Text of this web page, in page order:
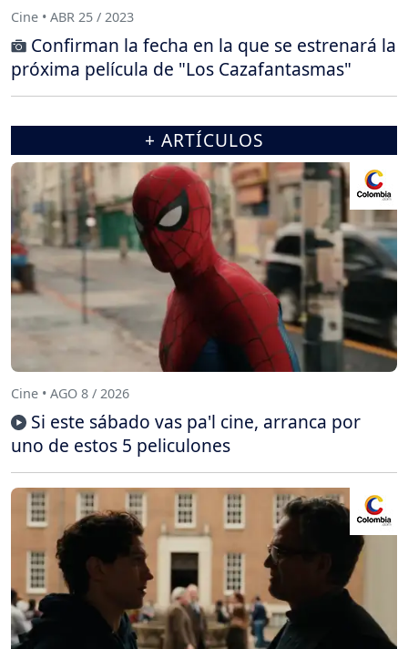
Cine • ABR 25 / 2023
Confirman la fecha en la que se estrenará la
próxima película de "Los Cazafantasmas"
+ ARTÍCULOS
Cine • AGO 8 / 2026
Si este sábado vas pa'l cine, arranca por
uno de estos 5 peliculones